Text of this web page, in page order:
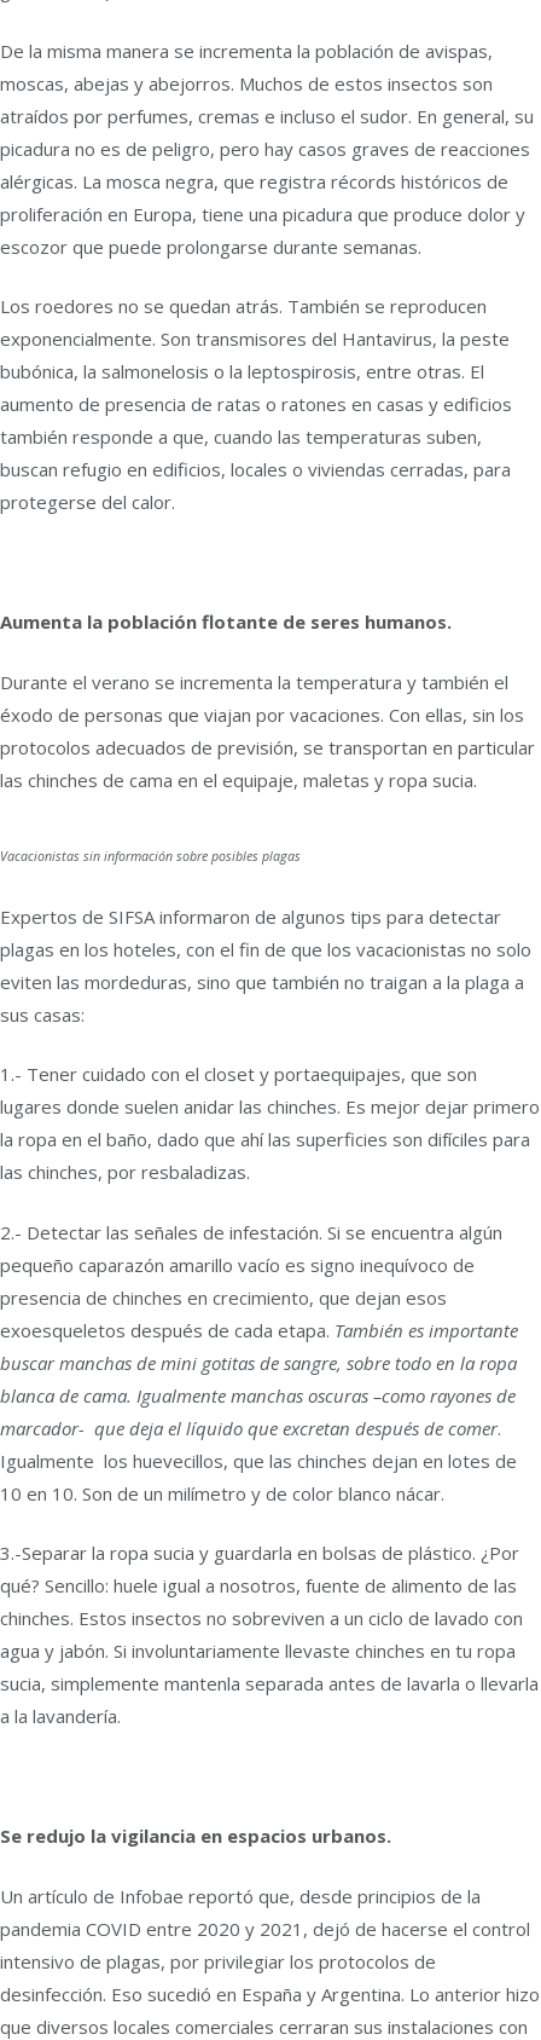
De la misma manera se incrementa la población de avispas,
moscas, abejas y abejorros. Muchos de estos insectos son
atraídos por perfumes, cremas e incluso el sudor. En general, su
picadura no es de peligro, pero hay casos graves de reacciones
alérgicas. La mosca negra, que registra récords históricos de
proliferación en Europa, tiene una picadura que produce dolor y
escozor que puede prolongarse durante semanas.
Los roedores no se quedan atrás. También se reproducen
exponencialmente. Son transmisores del Hantavirus, la peste
bubónica, la salmonelosis o la leptospirosis, entre otras. El
aumento de presencia de ratas o ratones en casas y edificios
también responde a que, cuando las temperaturas suben,
buscan refugio en edificios, locales o viviendas cerradas, para
protegerse del calor.
Aumenta la población flotante de seres humanos.
Durante el verano se incrementa la temperatura y también el
éxodo de personas que viajan por vacaciones. Con ellas, sin los
protocolos adecuados de previsión, se transportan en particular
las chinches de cama en el equipaje, maletas y ropa sucia.
Vacacionistas sin información sobre posibles plagas
Expertos de SIFSA informaron de algunos tips para detectar
plagas en los hoteles, con el fin de que los vacacionistas no solo
eviten las mordeduras, sino que también no traigan a la plaga a
sus casas:
1.- Tener cuidado con el closet y portaequipajes, que son
lugares donde suelen anidar las chinches. Es mejor dejar primero
la ropa en el baño, dado que ahí las superficies son difíciles para
las chinches, por resbaladizas.
2.- Detectar las señales de infestación. Si se encuentra algún
pequeño caparazón amarillo vacío es signo inequívoco de
presencia de chinches en crecimiento, que dejan esos
exoesqueletos después de cada etapa. También es importante
buscar manchas de mini gotitas de sangre, sobre todo en la ropa
blanca de cama. Igualmente manchas oscuras –como rayones de
marcador- que deja el líquido que excretan después de comer.
Igualmente los huevecillos, que las chinches dejan en lotes de
10 en 10. Son de un milímetro y de color blanco nácar.
3.-Separar la ropa sucia y guardarla en bolsas de plástico. ¿Por
qué? Sencillo: huele igual a nosotros, fuente de alimento de las
chinches. Estos insectos no sobreviven a un ciclo de lavado con
agua y jabón. Si involuntariamente llevaste chinches en tu ropa
sucia, simplemente mantenla separada antes de lavarla o llevarla
a la lavandería.
Se redujo la vigilancia en espacios urbanos.
Un artículo de Infobae reportó que, desde principios de la
pandemia COVID entre 2020 y 2021, dejó de hacerse el control
intensivo de plagas, por privilegiar los protocolos de
desinfección. Eso sucedió en España y Argentina. Lo anterior hizo
que diversos locales comerciales cerraran sus instalaciones con